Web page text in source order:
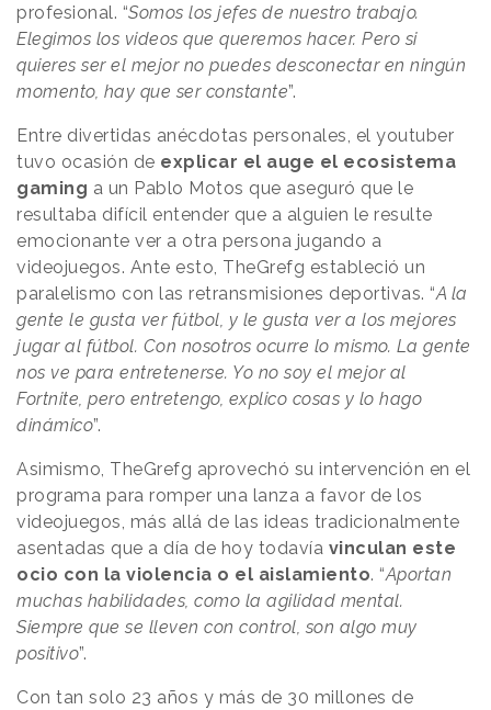
profesional. “Somos los jefes de nuestro trabajo.
Elegimos los videos que queremos hacer. Pero si
quieres ser el mejor no puedes desconectar en ningún
momento, hay que ser constante”.
Entre divertidas anécdotas personales, el youtuber
tuvo ocasión de explicar el auge el ecosistema
gaming a un Pablo Motos que aseguró que le
resultaba difícil entender que a alguien le resulte
emocionante ver a otra persona jugando a
videojuegos. Ante esto, TheGrefg estableció un
paralelismo con las retransmisiones deportivas. “A la
gente le gusta ver fútbol, y le gusta ver a los mejores
jugar al fútbol. Con nosotros ocurre lo mismo. La gente
nos ve para entretenerse. Yo no soy el mejor al
Fortnite, pero entretengo, explico cosas y lo hago
dinámico”.
Asimismo, TheGrefg aprovechó su intervención en el
programa para romper una lanza a favor de los
videojuegos, más allá de las ideas tradicionalmente
asentadas que a día de hoy todavía vinculan este
ocio con la violencia o el aislamiento. “Aportan
muchas habilidades, como la agilidad mental.
Siempre que se lleven con control, son algo muy
positivo”.
Con tan solo 23 años y más de 30 millones de